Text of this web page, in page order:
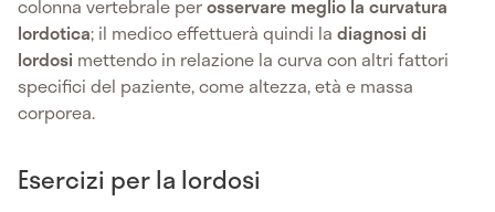
colonna vertebrale perosservare meglio la curvatura
lordotica; il medico effettuerà quindi la diagnosi di
lordosi mettendo in relazione la curva con altri fattori
specifici del paziente, come altezza, età e massa
corporea.
Esercizi per la lordosi